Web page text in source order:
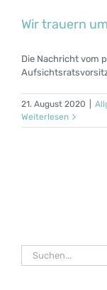
Wir trauern
Die Nachricht vom
21. August 2020
Weiterlesen
Suche
nach: